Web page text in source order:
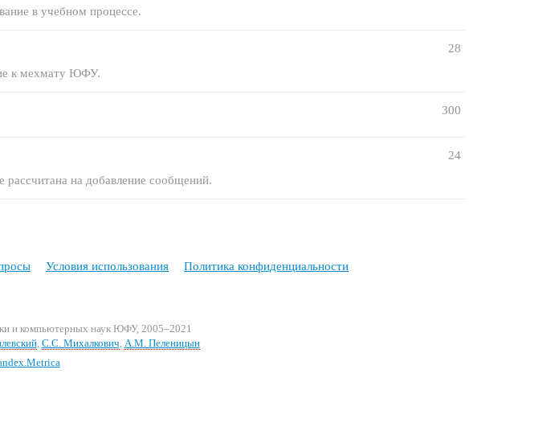
в учебном процессе.
к мехмату ЮФУ.
28
300
на добавление сообщений.
24
Условия использования Политика конфиденциальности
и компьютерных наук ЮФУ, 2005–2021
, С.С. Михалкович, А.М. Пеленицын